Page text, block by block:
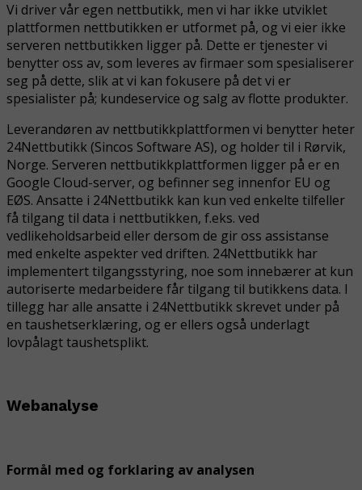
Vi driver vår egen nettbutikk, men vi har ikke utviklet
plattformen nettbutikken er utformet på, og vi eier ikke
serveren nettbutikken ligger på. Dette er tjenester vi
benytter oss av, som leveres av firmaer som spesialiserer
seg på dette, slik at vi kan fokusere på det vi er
spesialister på; kundeservice og salg av flotte produkter.
Leverandøren av nettbutikkplattformen vi benytter heter
24Nettbutikk (Sincos Software AS), og holder til i Rørvik,
Norge. Serveren nettbutikkplattformen ligger på er en
Google Cloud-server, og befinner seg innenfor EU og
EØS. Ansatte i 24Nettbutikk kan kun ved enkelte tilfeller
få tilgang til data i nettbutikken, f.eks. ved
vedlikeholdsarbeid eller dersom de gir oss assistanse
med enkelte aspekter ved driften. 24Nettbutikk har
implementert tilgangsstyring, noe som innebærer at kun
autoriserte medarbeidere får tilgang til butikkens data. I
tillegg har alle ansatte i 24Nettbutikk skrevet under på
en taushetserklæring, og er ellers også underlagt
lovpålagt taushetsplikt.
Webanalyse
Formål med og forklaring av analysen